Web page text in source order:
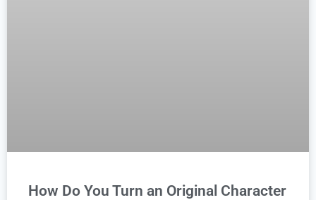
How Do You Turn an Original Character